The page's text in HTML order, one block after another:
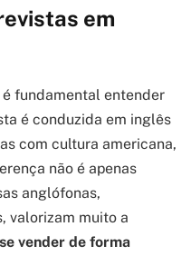
em
fundamental entender
é conduzida em inglês
com cultura americana,
não é apenas
anglófonas,
valorizam muito a
se vender de forma